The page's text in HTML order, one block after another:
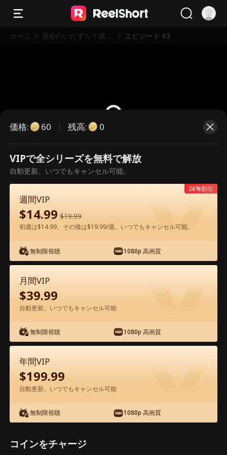
ホーム / 運命のいたずら？厲社
/ エピソード 63
こちらは有料のエピソードです。視
聴いただくには解放が必要です。
アプリ内で無料視聴可能
エピソード63 - 運命のいたずら？厲社長
の甘すぎる愛 映画フル
1-50 51-100
63 66
価格: 60 残高: 0
VIPで全シリーズを無料で解放
自動更新。いつでもキャンセル可能。
週間VIP
$14.99 $19.99
初週は$14.99、その後は$19.99/週。いつでもキャンセル可能。
無制限視聴 1080p 高画質
26%割引
月間VIP
$39.99
自動更新。いつでもキャンセル可能
無制限視聴 1080p 高画質
年間VIP
$199.99
自動更新。いつでもキャンセル可能
無制限視聴 1080p 高画質
コインをチャージ